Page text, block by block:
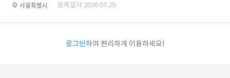
서울특별시 · 등록일자 2026.07.29.
로그인하여 편리하게 이용하세요!